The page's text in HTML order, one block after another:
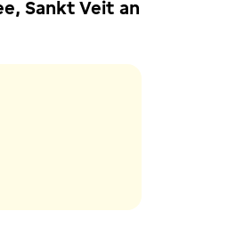
Sankt Veit an